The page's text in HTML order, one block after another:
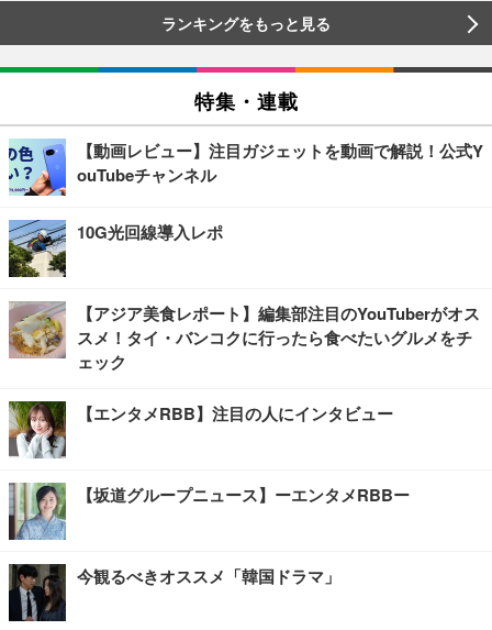
ランキングをもっと見る
特集・連載
【動画レビュー】注目ガジェットを動画で解説！公式Y
ouTubeチャンネル
10G光回線導入レポ
【アジア美食レポート】編集部注目のYouTuberがオス
スメ！タイ・バンコクに行ったら食べたいグルメをチ
ェック
【エンタメRBB】注目の人にインタビュー
【坂道グループニュース】ーエンタメRBBー
今観るべきオススメ「韓国ドラマ」